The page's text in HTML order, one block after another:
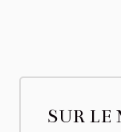
SUR LE